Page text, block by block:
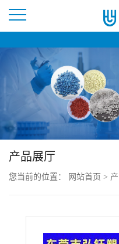
页
公
产品展厅
您当前的位置： 网站首页 >